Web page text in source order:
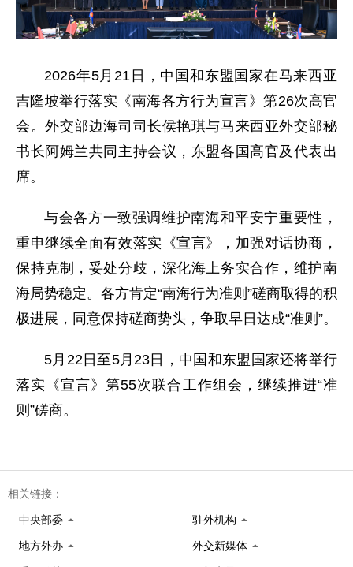
2026年5月21日，中国和东盟国家在马来西亚
吉隆坡举行落实《南海各方行为宣言》第26次高官
会。外交部边海司司长侯艳琪与马来西亚外交部秘
书长阿姆兰共同主持会议，东盟各国高官及代表出
席。
与会各方一致强调维护南海和平安宁重要性，
重申继续全面有效落实《宣言》，加强对话协商，
保持克制，妥处分歧，深化海上务实合作，维护南
海局势稳定。各方肯定“南海行为准则”磋商取得的积
极进展，同意保持磋商势头，争取早日达成“准则”。
5月22日至5月23日，中国和东盟国家还将举行
落实《宣言》第55次联合工作组会，继续推进“准
则”磋商。
相关链接：
中央部委 驻外机构
地方外办 外交新媒体